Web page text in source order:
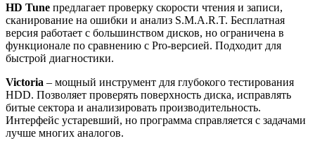
HD Tune предлагает проверку скорости чтения и записи,
сканирование на ошибки и анализ S.M.A.R.T. Бесплатная
версия работает с большинством дисков, но ограничена в
функционале по сравнению с Pro-версией. Подходит для
быстрой диагностики.
Victoria – мощный инструмент для глубокого тестирования
HDD. Позволяет проверять поверхность диска, исправлять
битые сектора и анализировать производительность.
Интерфейс устаревший, но программа справляется с задачами
лучше многих аналогов.